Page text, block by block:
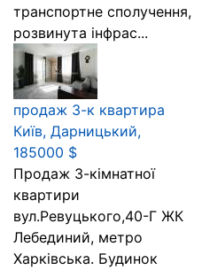
транспортне сполучення,
розвинута інфрас...
продаж 3-к квартира
Київ, Дарницький,
185000 $
Продаж 3-кімнатної
квартири
вул.Ревуцького,40-Г ЖК
Лебединий, метро
Харківська. Будинок